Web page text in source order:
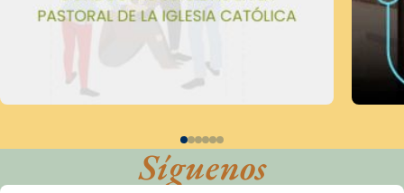
Síguenos